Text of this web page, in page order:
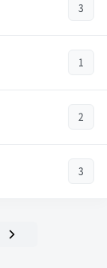
3
1
2
3